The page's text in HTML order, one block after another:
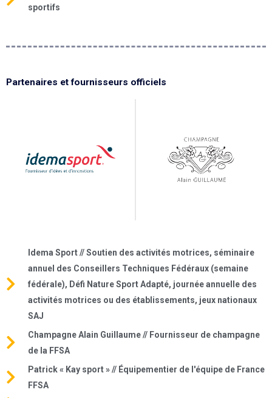
sportifs
Partenaires et fournisseurs officiels
Idema Sport // Soutien des activités motrices, séminaire
annuel des Conseillers Techniques Fédéraux (semaine
fédérale), Défi Nature Sport Adapté, journée annuelle des
activités motrices ou des établissements, jeux nationaux
SAJ
Champagne Alain Guillaume // Fournisseur de champagne
de la FFSA
Patrick « Kay sport » // Équipementier de l'équipe de France
FFSA